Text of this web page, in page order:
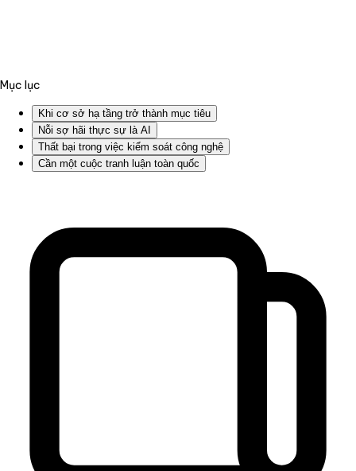
Mục lục
Khi cơ sở hạ tầng trở thành mục tiêu
Nỗi sợ hãi thực sự là AI
Thất bại trong việc kiểm soát công nghệ
Cần một cuộc tranh luận toàn quốc